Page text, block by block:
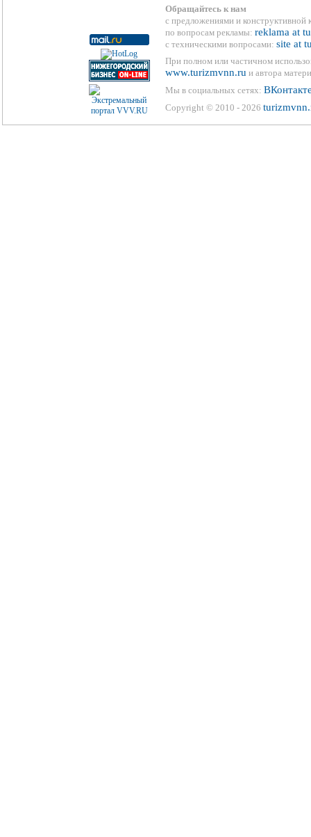
Обращайтесь к нам
с предложениями и конструктивной
по вопросам рекламы: reklama at
с техническими вопросами: site at
При полном или частичном
www.turizmvnn.ru и автора
Мы в социальных сетях:
Copyright © 2010 - 2026